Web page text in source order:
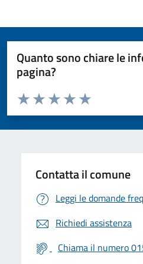
Quanto sono chiare le
pagina?
Valuta da 1 a 5 stelle la pagina
Valuta 5 stelle
Valuta 4 stelle su 5
Valuta 3 stelle su 5
Valuta 2 stelle su 5
Valuta 1 stelle su 5
Contatta il comune
Leggi le domande
Richiedi assistenza
Chiama il numero